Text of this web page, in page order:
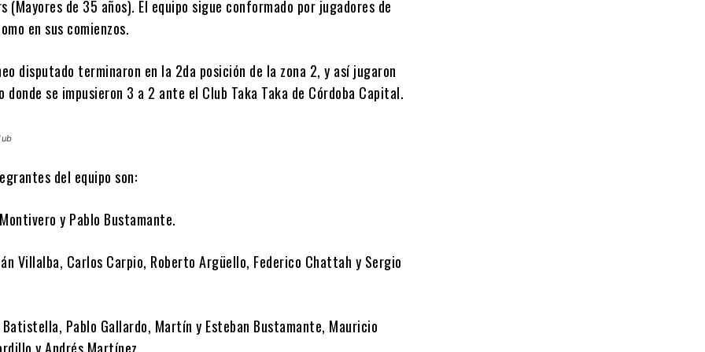
(Mayores de 35 años). El equipo sigue conformado por jugadores de
en sus comienzos.
disputado terminaron en la 2da posición de la zona 2, y así jugaron
donde se impusieron 3 a 2 ante el Club Taka Taka de Córdoba Capital.
del equipo son:
y Pablo Bustamante.
Villalba, Carlos Carpio, Roberto Argüello, Federico Chattah y Sergio
Pablo Gallardo, Martín y Esteban Bustamante, Mauricio